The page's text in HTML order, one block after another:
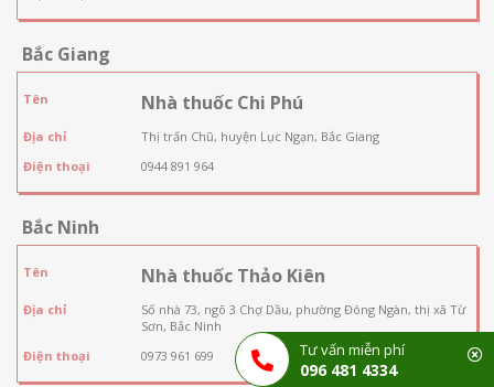
Bắc Giang
Tên Nhà thuốc Chi Phú
Địa chỉ
Thị trấn Chũ, huyện Lục Ngạn, Bắc Giang
Điện thoại
0944 891 964
Bắc Ninh
Tên Nhà thuốc Thảo Kiên
Địa chỉ
Số nhà 73, ngõ 3 Chợ Dầu, phường Đông Ngàn, thị xã Từ
Sơn, Bắc Ninh
Điện thoại
0973 961 699 Tư vấn miễn phí
096 481 4334